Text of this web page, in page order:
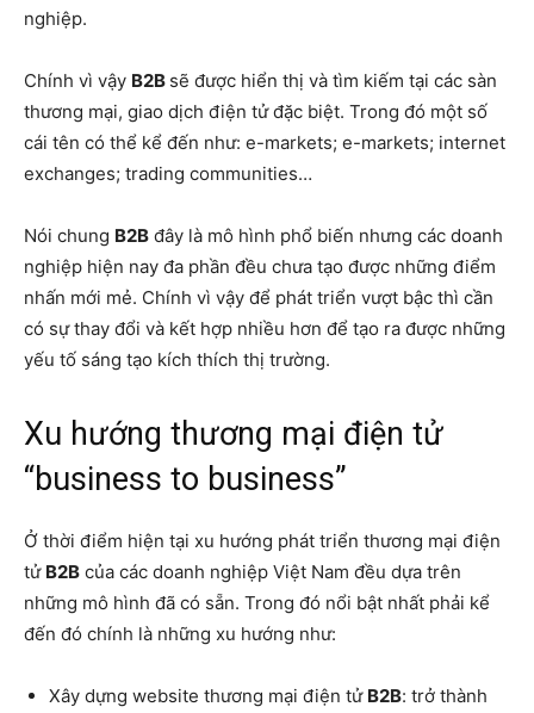
nghiệp.
Chính vì vậy B2B sẽ được hiển thị và tìm kiếm tại các sàn
thương mại, giao dịch điện tử đặc biệt. Trong đó một số
cái tên có thể kể đến như: e-markets; e-markets; internet
exchanges; trading communities…
Nói chung B2B đây là mô hình phổ biến nhưng các doanh
nghiệp hiện nay đa phần đều chưa tạo được những điểm
nhấn mới mẻ. Chính vì vậy để phát triển vượt bậc thì cần
có sự thay đổi và kết hợp nhiều hơn để tạo ra được những
yếu tố sáng tạo kích thích thị trường.
Xu hướng thương mại điện tử
“business to business”
Ở thời điểm hiện tại xu hướng phát triển thương mại điện
tử B2B của các doanh nghiệp Việt Nam đều dựa trên
những mô hình đã có sẵn. Trong đó nổi bật nhất phải kể
đến đó chính là những xu hướng như:
Xây dựng website thương mại điện tử B2B: trở thành